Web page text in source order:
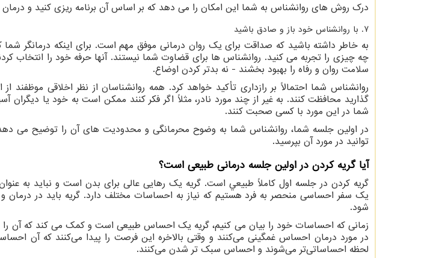
درک روش های روانشناس به شما این امکان را می دهد که بر اساس آن برنامه ریزی کنید و درمان
7. با روانشناس خود باز و صادق باشید
به خاطر داشته باشید که صداقت برای یک روان درمانی موفق مهم است. برای اینکه درمانگر شما
چه چیزی را تجربه می کنید. روانشناس ها برای قضاوت شما نیستند. آنها حرفه خود را انتخاب
سلامت روان و رفاه را بهبود بخشند - نه بدتر کردن اوضاع.
روانشناس شما احتمالاً بر رازداری تأکید خواهد کرد. همه روانشناسان از نظر اخلاقی موظفند از
گذارید محافظت کنند. به غیر از چند مورد نادر، مثلاً اگر فکر ‌کنند ممکن است به خود یا دیگران
شما در این مورد با کسی صحبت کنند.
در اولین جلسه شما، روانشناس شما به وضوح محرمانگی و محدودیت های آن را توضیح می دهد.
توانید در مورد آن بپرسید.
آیا گریه کردن در اولین جلسه درمانی طبیعی است؟
گريه كردن در جلسه اول كاملاً طبيعي است. گریه یک رهایی عالی برای بدن است و نباید به
یک سفر احساسی منحصر به فرد هستیم که نیاز به احساسات مختلف دارد. گریه باید در درمان
شود.
زمانی که احساسات خود را بیان می کنیم، گریه یک احساس طبیعی است و کمک می کند که آن را از
در مورد درمان احساس غمگینی می‌کنند و وقتی بالاخره این فرصت را پیدا می‌کنند که آن
لحظه احساساتی‌تر می‌شوند و احساس سبک ‌تر شدن می‌کنند.